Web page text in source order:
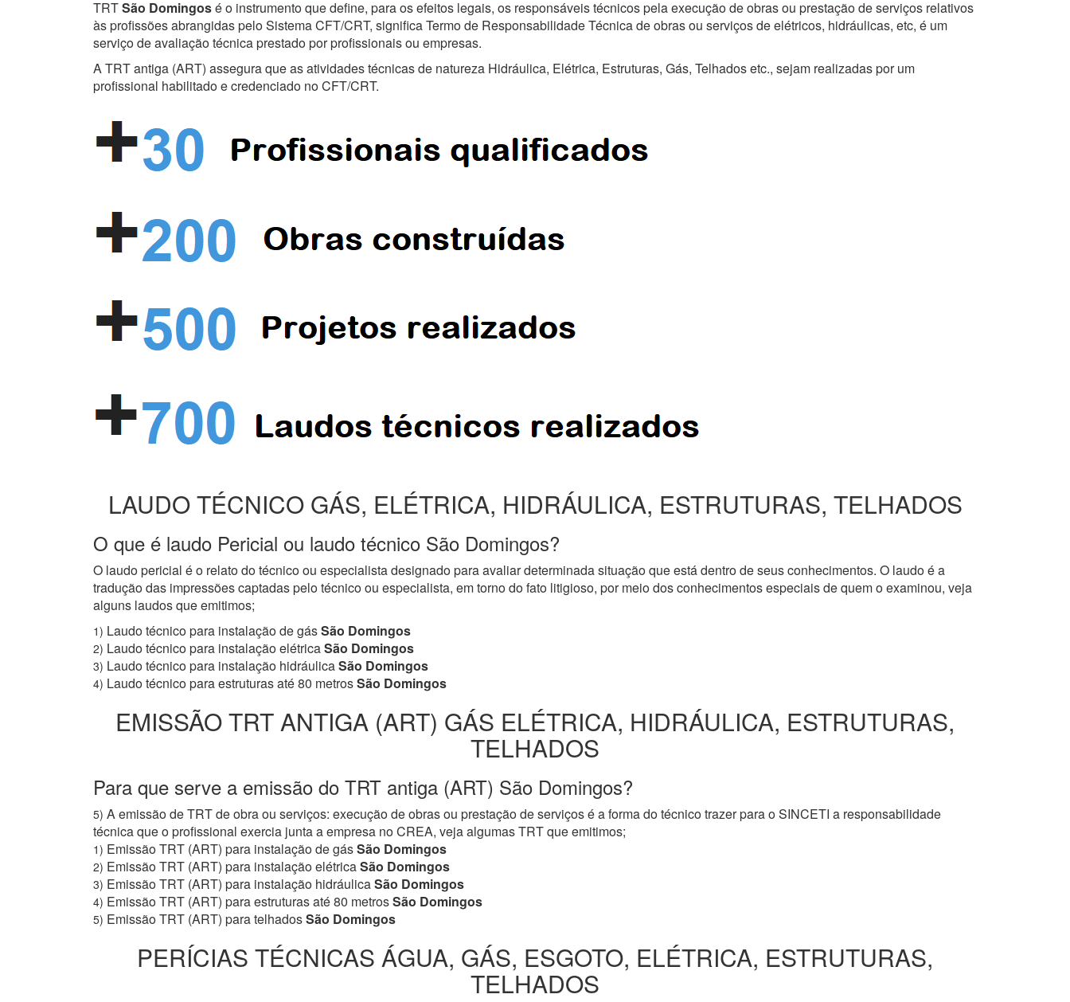
TRTSão Domingosé o instrumento que define, para os efeitos legais, os responsáveis técnicos pela execução de obras ou prestação de serviços relativos
às profissões abrangidas pelo Sistema CFT/CRT, significa Termo de Responsabilidade Técnica de obras ou serviços de elétricos, hidráulicas, etc, é um
serviço de avaliação técnica prestado por profissionais ou empresas.
A TRT antiga (ART) assegura que as atividades técnicas de natureza Hidráulica, Elétrica, Estruturas, Gás, Telhados etc., sejam realizadas por um
profissional habilitado e credenciado no CFT/CRT.
LAUDO TÉCNICO GÁS, ELÉTRICA, HIDRÁULICA, ESTRUTURAS, TELHADOS
O que é laudo Pericial ou laudo técnico São Domingos?
O laudo pericial é o relato do técnico ou especialista designado para avaliar determinada situação que está dentro de seus conhecimentos. O laudo é a
tradução das impressões captadas pelo técnico ou especialista, em torno do fato litigioso, por meio dos conhecimentos especiais de quem o examinou, veja
alguns laudos que emitimos;
1) Laudo técnico para instalação de gásSão Domingos
2) Laudo técnico para instalação elétricaSão Domingos
3) Laudo técnico para instalação hidráulicaSão Domingos
4) Laudo técnico para estruturas até 80 metrosSão Domingos
EMISSÃO TRT ANTIGA (ART) GÁS ELÉTRICA, HIDRÁULICA, ESTRUTURAS,
TELHADOS
Para que serve a emissão do TRT antiga (ART) São Domingos?
5) A emissão de TRT de obra ou serviços: execução de obras ou prestação de serviços é a forma do técnico trazer para o SINCETI a responsabilidade
técnica que o profissional exercia junta a empresa no CREA, veja algumas TRT que emitimos;
1) Emissão TRT (ART) para instalação de gásSão Domingos
2) Emissão TRT (ART) para instalação elétricaSão Domingos
3) Emissão TRT (ART) para instalação hidráulicaSão Domingos
4) Emissão TRT (ART) para estruturas até 80 metrosSão Domingos
5) Emissão TRT (ART) para telhadosSão Domingos
PERÍCIAS TÉCNICAS ÁGUA, GÁS, ESGOTO, ELÉTRICA, ESTRUTURAS,
TELHADOS